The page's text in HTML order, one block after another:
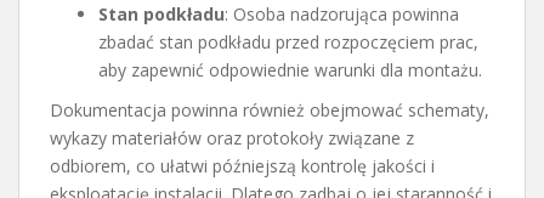
Stan podkładu: Osoba nadzorująca powinna
zbadać stan podkładu przed rozpoczęciem prac,
aby zapewnić odpowiednie warunki dla montażu.
Dokumentacja powinna również obejmować schematy,
wykazy materiałów oraz protokoły związane z
odbiorem, co ułatwi późniejszą kontrolę jakości i
eksploatację instalacji. Dlatego zadbaj o jej staranność i